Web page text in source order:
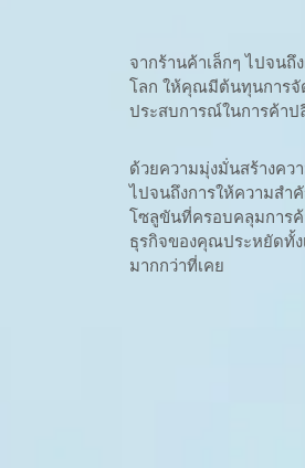
จากร้านค้าเล็กๆ ไปจน
โลก ให้คุณมีต้นทุนการ
ประสบการณ์ในการค้าป
ด้วยความมุ่งมั่นสร้างคว
ไปจนถึงการให้ความสำ
โซลูขันที่ครอบคลุมการ
ธุรกิจของคุณประหยัดทั้ง
มากกว่าที่เคย